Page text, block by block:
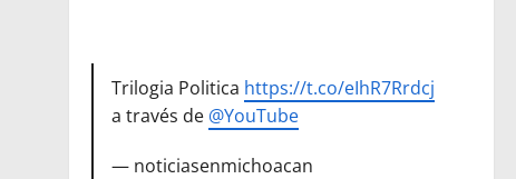
Trilogia Politica https://t.co/eIhR7Rrdcj
a través de @YouTube
— noticiasenmichoacan